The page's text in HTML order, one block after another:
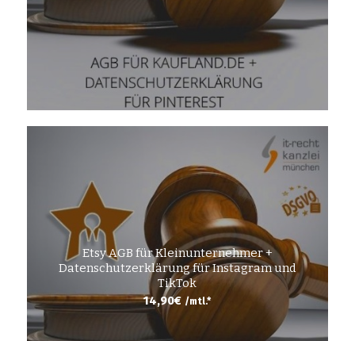
Etsy AGB für Kleinunternehmer +
Datenschutzerklärung für Instagram und
TikTok
14,90€ /mtl.*